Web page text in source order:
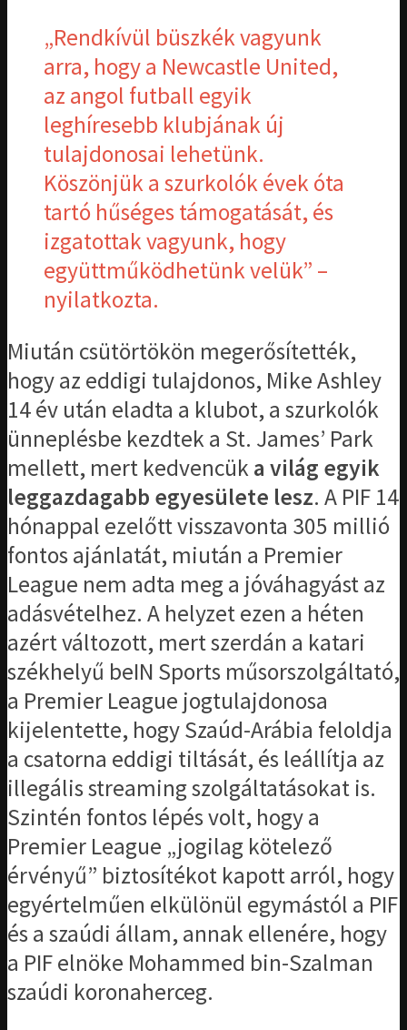
„Rendkívül büszkék vagyunk
arra, hogy a Newcastle United,
az angol futball egyik
leghíresebb klubjának új
tulajdonosai lehetünk.
Köszönjük a szurkolók évek óta
tartó hűséges támogatását, és
izgatottak vagyunk, hogy
együttműködhetünk velük” –
nyilatkozta.
Miután csütörtökön megerősítették,
hogy az eddigi tulajdonos, Mike Ashley
14 év után eladta a klubot, a szurkolók
ünneplésbe kezdtek a St. James’ Park
mellett, mert kedvencüka világ egyik
leggazdagabb egyesülete lesz. A PIF 14
hónappal ezelőtt visszavonta 305 millió
fontos ajánlatát, miután a Premier
League nem adta meg a jóváhagyást az
adásvételhez. A helyzet ezen a héten
azért változott, mert szerdán a katari
székhelyű beIN Sports műsorszolgáltató,
a Premier League jogtulajdonosa
kijelentette, hogy Szaúd-Arábia feloldja
a csatorna eddigi tiltását, és leállítja az
illegális streaming szolgáltatásokat is.
Szintén fontos lépés volt, hogy a
Premier League „jogilag kötelező
érvényű” biztosítékot kapott arról, hogy
egyértelműen elkülönül egymástól a PIF
és a szaúdi állam, annak ellenére, hogy
a PIF elnöke Mohammed bin-Szalman
szaúdi koronaherceg.